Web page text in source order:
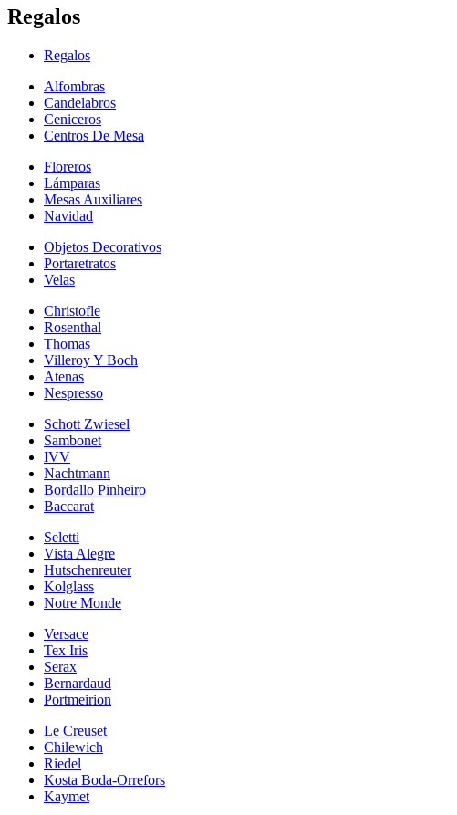
Regalos
Regalos
Alfombras
Candelabros
Ceniceros
Centros De Mesa
Floreros
Lámparas
Mesas Auxiliares
Navidad
Objetos Decorativos
Portaretratos
Velas
Christofle
Rosenthal
Thomas
Villeroy Y Boch
Atenas
Nespresso
Schott Zwiesel
Sambonet
IVV
Nachtmann
Bordallo Pinheiro
Baccarat
Seletti
Vista Alegre
Hutschenreuter
Kolglass
Notre Monde
Versace
Tex Iris
Serax
Bernardaud
Portmeirion
Le Creuset
Chilewich
Riedel
Kosta Boda-Orrefors
Kaymet